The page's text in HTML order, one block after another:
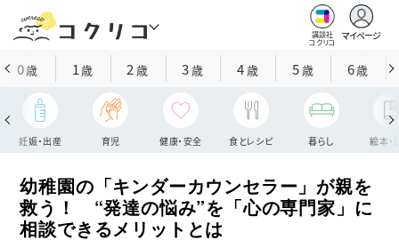
講談社
コクリコ
マイページ
0歳 1歳 2 歳 3歳 4歳 5歳 6歳
妊娠・出産 育児 健康・安全 食とレシピ 暮らし 絵本・
幼稚園の「キンダーカウンセラー」が親を
救う！ “発達の悩み”を「心の専門家」に
相談できるメリットとは